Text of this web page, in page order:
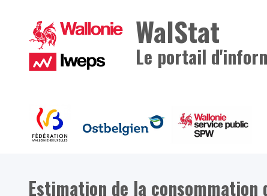
WalStat
Le portail
Estimation de la